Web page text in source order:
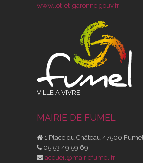
www.lot-et-garonne.gouv.fr
VILLE A VIVRE
MAIRIE DE FUMEL
1 Place du Château 47500 Fumel
05 53 49 59 69
accueil@mairiefumel.fr